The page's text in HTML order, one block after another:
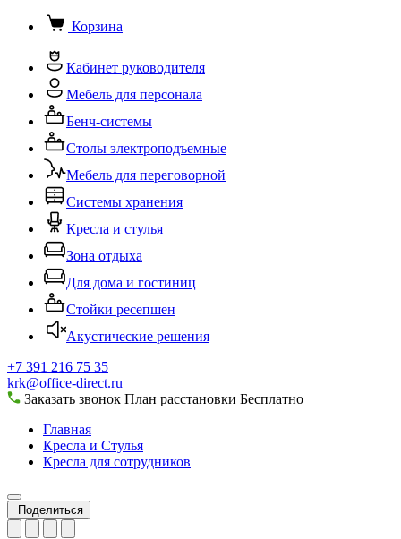
Корзина
Кабинет руководителя
Мебель для персонала
Бенч-системы
Столы электроподъемные
Мебель для переговорной
Системы хранения
Кресла и стулья
Зона отдыха
Для дома и гостиниц
Стойки ресепшен
Акустические решения
+7 391 216 75 35
krk@office-direct.ru
Заказать звонок План расстановки Бесплатно
Главная
Кресла и Стулья
Кресла для сотрудников
Поделиться